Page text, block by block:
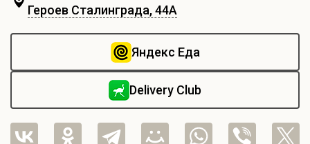
Героев Сталинграда, 44А
Яндекс Еда
Delivery Club